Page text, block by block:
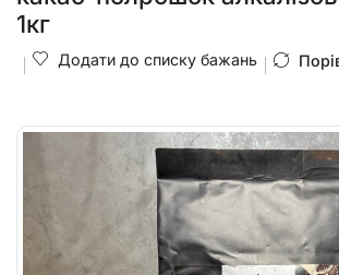
1кг
Додати до списку бажань